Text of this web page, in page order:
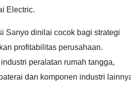
Electric.
Sanyo dinilai cocok bagi strategi
profitabilitas perusahaan.
peralatan rumah tangga,
dan komponen industri